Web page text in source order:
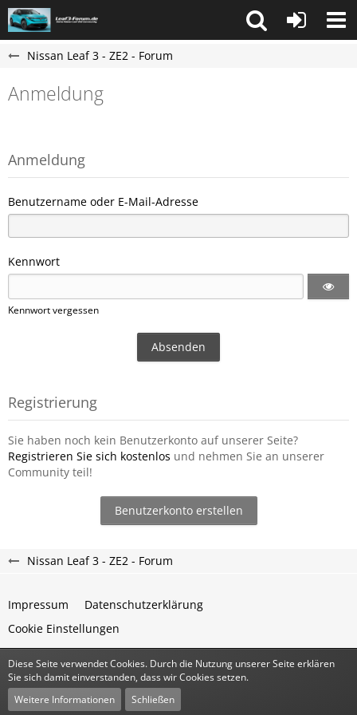
Nissan Leaf 3 - ZE2 - Forum
Anmeldung
Anmeldung
Benutzername oder E-Mail-Adresse
Kennwort
Kennwort vergessen
Registrierung
Sie haben noch kein Benutzerkonto auf unserer Seite?
Registrieren Sie sich kostenlos und nehmen Sie an unserer
Community teil!
Benutzerkonto erstellen
Nissan Leaf 3 - ZE2 - Forum
Impressum
Datenschutzerklärung
Cookie Einstellungen
Community-Software:WoltLab Suite™
Stil:Classicvon
Diese Seite verwendet Cookies. Durch die Nutzung unserer Seite erklären
Sie sich damit einverstanden, dass wir Cookies setzen.
Weitere Informationen
Schließen